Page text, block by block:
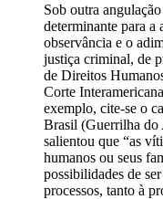
Sob outra
determinante para a
observância e o
justiça criminal, de
de Direitos
Corte
exemplo, cite-se o
Brasil (Guerrilha do
salientou que “as
humanos ou seus
possibilidades de
processos, tanto à